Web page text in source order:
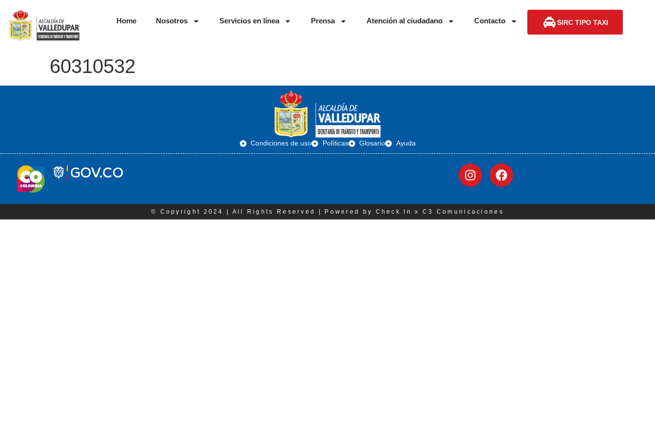
Home Nosotros Servicios en línea Prensa Atención al ciudadano Contacto SIRC TIPO TAXI
60310532
Condiciones de uso Políticas Glosario Ayuda
© Copyright 2024 | All Rights Reserved | Powered by Check In x C3 Comunicaciones